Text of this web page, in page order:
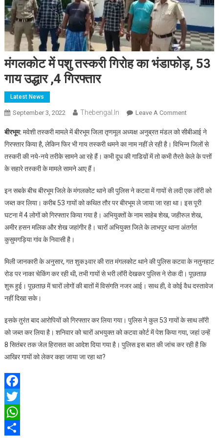
मंगलकोट में पशु तस्करी गिरोह का भंडाफोड़, 53
गाय उद्धार ,4 गिरफ्तार
Latest News
September 3, 2022 Thebengal.in Leave A CommentOn
में
पशु
तस्करी
भंडाफोड़,
53
गाय
उद्धार
बीरभूम: मवेशी तस्करी मामले में बीरभूम जिला तृणमूल अध्यक्ष अनुब्रत मंडल को सीबीआई ने
गिरफ्तार किया है, लेकिन फिर भी गाय तस्करी थमने का नाम नहीं ले रही है। विभिन्न जिलों से
तस्करी की नये-नये तरीके सामने आ रहे हैं। कभी दूध की गाडिय़ों में तो कभी तैरते केले के पत्तों
के सहारे तस्करी के मामले सामने आए हैं।
इन सबके बीच बीरभूम जिले के मंगलकोट थाने की पुलिस ने कटवा में गायों से लदी एक लॉरी को
जब्त कर लिया। करीब 53 गायों को कथित तौर पर बीरभूम ले जाया जा रहा था। इस पूरी
घटना में 4 लोगों को गिरफ्तार किया गया है। अभियुक्तों के नाम साहेब शेख, जहीरुल शेख,
अमीर हसन मलिक और शेख जहांगीर है। चारों अभियुक्त जिले के लाभपुर थाना अंतर्गत
कुसुमगड़िया गांव के निवासी है।
मिली जानकारी के अनुसार, गत शुक३वार की रात मंगलकोट थाने की पुलिस कटवा के नतुनहाट
रोड पर नाका चेकिंग कर रही थी, तभी गायों से भरी लॉरी देखकर पुलिस ने रोक दी। पूछताछ
शुरू हुई। पूछताछ में चारों लोगों की बातों में विसंगति नजर आई। साथ ही, वे कोई वैध दस्तावेज
नहीं दिखा सके।
इसके तुरंत बाद आरोपियों को गिरफ्तार कर लिया गया। पुलिस ने कुल 53 गायों के साथ लॉरी
को जब्त कर लिया है। शनिवार को चारों अभयुक्त को कटवा कोर्ट में पेश किया गया, जहां उन्हें
8 सितंबर तक जेल हिरासत का आदेश दिया गया है। पुलिस इस बात की जांच कर रही है कि
आखिर गायों को लेकर कहा जाया जा रहा था?
Facebook
Twitter
WhatsApp